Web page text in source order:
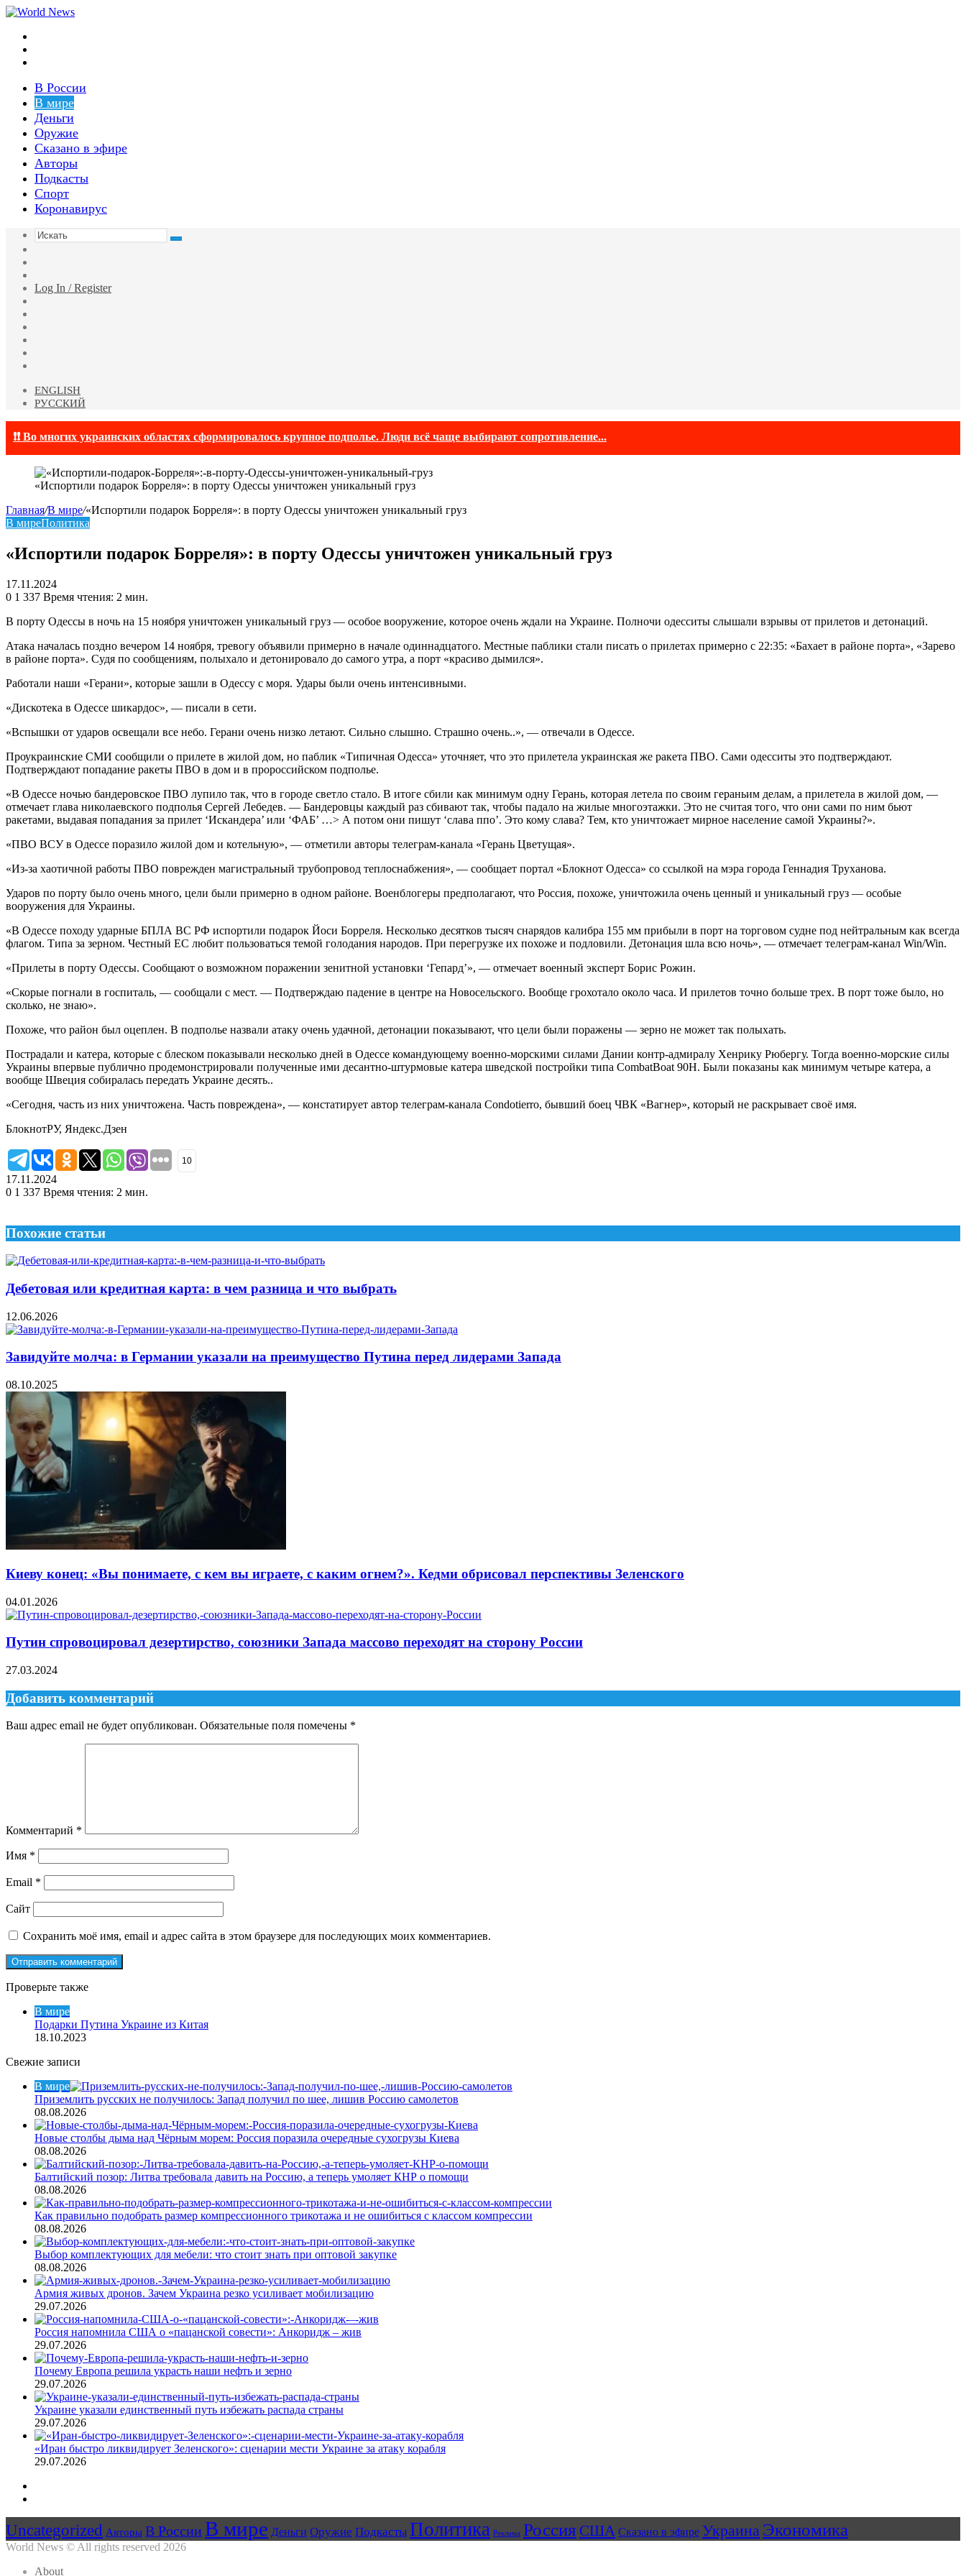
В России
В мире
Деньги
Оружие
Сказано в эфире
Авторы
Подкасты
Спорт
Коронавирус
Искать
статья
Log In / Register
ENGLISH
РУССКИЙ
❗❗ Во многих украинских областях сформировалось крупное подполье. Люди всё чаще выбирают сопротивление...
«Испортили подарок Борреля»: в порту Одессы уничтожен уникальный груз
Главная/В мире/«Испортили подарок Борреля»: в порту Одессы уничтожен уникальный груз
В миреПолитика
«Испортили подарок Борреля»: в порту Одессы уничтожен уникальный груз
17.11.2024
0 1 337 Время чтения: 2 мин.
В порту Одессы в ночь на 15 ноября уничтожен уникальный груз — особое вооружение, которое очень ждали на Украине. Полночи одесситы слышали взрывы от прилетов и детонаций.
Атака началась поздно вечером 14 ноября, тревогу объявили примерно в начале одиннадцатого. Местные паблики стали писать о прилетах примерно с 22:35: «Бахает в районе порта», «Зарево
в районе порта». Судя по сообщениям, полыхало и детонировало до самого утра, а порт «красиво дымился».
Работали наши «Герани», которые зашли в Одессу с моря. Удары были очень интенсивными.
«Дискотека в Одессе шикардос», — писали в сети.
«Вспышки от ударов освещали все небо. Герани очень низко летают. Сильно слышно. Страшно очень..», — отвечали в Одессе.
Проукраинские СМИ сообщили о прилете в жилой дом, но паблик «Типичная Одесса» уточняет, что это прилетела украинская же ракета ПВО. Сами одесситы это подтверждают.
Подтверждают попадание ракеты ПВО в дом и в пророссийском подполье.
«В Одессе ночью бандеровское ПВО лупило так, что в городе светло стало. В итоге сбили как минимум одну Герань, которая летела по своим гераньим делам, а прилетела в жилой дом, —
отмечает глава николаевского подполья Сергей Лебедев. — Бандеровцы каждый раз сбивают так, чтобы падало на жилые многоэтажки. Это не считая того, что они сами по ним бьют
ракетами, выдавая попадания за прилет ‘Искандера’ или ‘ФАБ’ …> А потом они пишут ‘слава ппо’. Это кому слава? Тем, кто уничтожает мирное население самой Украины?».
«ПВО ВСУ в Одессе поразило жилой дом и котельную», — отметили авторы телеграм-канала «Герань Цветущая».
«Из-за хаотичной работы ПВО поврежден магистральный трубопровод теплоснабжения», — сообщает портал «Блокнот Одесса» со ссылкой на мэра города Геннадия Труханова.
Ударов по порту было очень много, цели были примерно в одном районе. Военблогеры предполагают, что Россия, похоже, уничтожила очень ценный и уникальный груз — особые
вооружения для Украины.
«В Одессе походу ударные БПЛА ВС РФ испортили подарок Йоси Борреля. Несколько десятков тысяч снарядов калибра 155 мм прибыли в порт на торговом судне под нейтральным как всегда
флагом. Типа за зерном. Честный ЕС любит пользоваться темой голодания народов. При перегрузке их похоже и подловили. Детонация шла всю ночь», — отмечает телеграм-канал Win/Win.
«Прилеты в порту Одессы. Сообщают о возможном поражении зенитной установки ‘Гепард’», — отмечает военный эксперт Борис Рожин.
«Скорые погнали в госпиталь, — сообщали с мест. — Подтверждаю падение в центре на Новосельского. Вообще грохотало около часа. И прилетов точно больше трех. В порт тоже было, но
сколько, не знаю».
Похоже, что район был оцеплен. В подполье назвали атаку очень удачной, детонации показывают, что цели были поражены — зерно не может так полыхать.
Пострадали и катера, которые с блеском показывали несколько дней в Одессе командующему военно-морскими силами Дании контр-адмиралу Хенрику Рюбергу. Тогда военно-морские силы
Украины впервые публично продемонстрировали полученные ими десантно-штурмовые катера шведской постройки типа CombatBoat 90H. Были показаны как минимум четыре катера, а
вообще Швеция собиралась передать Украине десять..
«Сегодня, часть из них уничтожена. Часть повреждена», — констатирует автор телеграм-канала Condotierro, бывший боец ЧВК «Вагнер», который не раскрывает своё имя.
БлокнотРУ, Яндекс.Дзен
10
17.11.2024
0 1 337 Время чтения: 2 мин.
Похожие статьи
Дебетовая или кредитная карта: в чем разница и что выбрать
12.06.2026
Завидуйте молча: в Германии указали на преимущество Путина перед лидерами Запада
08.10.2025
Киеву конец: «Вы понимаете, с кем вы играете, с каким огнем?». Кедми обрисовал перспективы Зеленского
04.01.2026
Путин спровоцировал дезертирство, союзники Запада массово переходят на сторону России
27.03.2024
Добавить комментарий
Ваш адрес email не будет опубликован. Обязательные поля помечены *
Комментарий *
Имя *
Email *
Сайт
Сохранить моё имя, email и адрес сайта в этом браузере для последующих моих комментариев.
Проверьте также
В мире
Подарки Путина Украине из Китая
18.10.2023
Свежие записи
В мире
Приземлить русских не получилось: Запад получил по шее, лишив Россию самолетов
08.08.2026
Новые столбы дыма над Чёрным морем: Россия поразила очередные сухогрузы Киева
08.08.2026
Балтийский позор: Литва требовала давить на Россию, а теперь умоляет КНР о помощи
08.08.2026
Как правильно подобрать размер компрессионного трикотажа и не ошибиться с классом компрессии
08.08.2026
Выбор комплектующих для мебели: что стоит знать при оптовой закупке
08.08.2026
Армия живых дронов. Зачем Украина резко усиливает мобилизацию
29.07.2026
Россия напомнила США о «пацанской совести»: Анкоридж – жив
29.07.2026
Почему Европа решила украсть наши нефть и зерно
29.07.2026
Украине указали единственный путь избежать распада страны
29.07.2026
«Иран быстро ликвидирует Зеленского»: сценарии мести Украине за атаку корабля
29.07.2026
Uncategorized Авторы В России В мире Деньги Оружие Подкасты Политика Реклама Россия США Сказано в эфире Украина Экономика
World News © All rights reserved 2026
About